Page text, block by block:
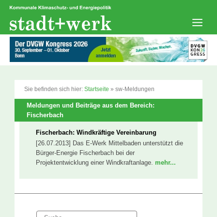
Zum
springen
Sie befinden sich hier: Startseite » sw-Meldungen
Meldungen und Beiträge aus dem Bereich:
Fischerbach
Fischerbach: Windkräftige Vereinbarung
[26.07.2013] Das E-Werk Mittelbaden unterstützt die
Bürger-Energie Fischerbach bei der
Projektentwicklung einer Windkraftanlage. mehr...
Suche